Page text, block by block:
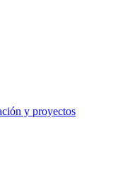
y proyectos